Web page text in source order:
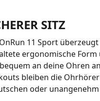
SITZ
11 Sport
ergonomische
an deine Ohren
bleiben die
oder